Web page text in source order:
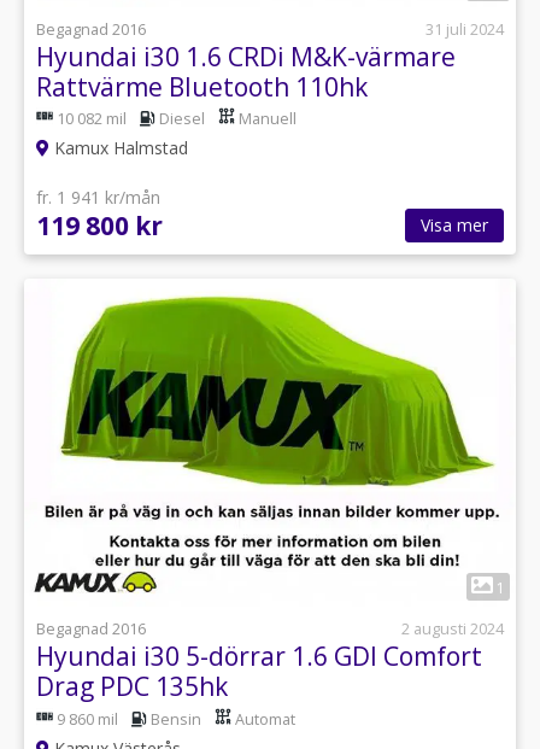
Begagnad 2016
31 juli 2024
Hyundai i30 1.6 CRDi M&K-värmare
Rattvärme Bluetooth 110hk
10 082 mil Diesel Manuell
Kamux Halmstad
fr. 1 941 kr/mån
119 800 kr Visa mer
1
Begagnad 2016
2 augusti 2024
Hyundai i30 5-dörrar 1.6 GDI Comfort
Drag PDC 135hk
9 860 mil Bensin Automat